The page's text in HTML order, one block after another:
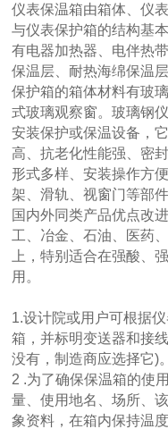
仪表保温箱由箱体、仪
与仪表保护箱的结构基
有电器加热器、电伴热
保温层、耐热海绵保温
保护箱的箱体材料有玻
式玻璃观察窗。玻璃钢
安装保护或保温设备，
高、抗老化性能强、密
形式多样、安装操作方
架、滑轨、视窗门等部
国内外同类产品优点改
工、冶金、石油、医药
上，特别适合在强酸、
用。
1.设计院或用户可根据
箱，并标明变送器和接
没有，制造商应选择它)。
2 .为了确保保温箱的使
量、使用地名、场所、
象资料，在箱内保持温度